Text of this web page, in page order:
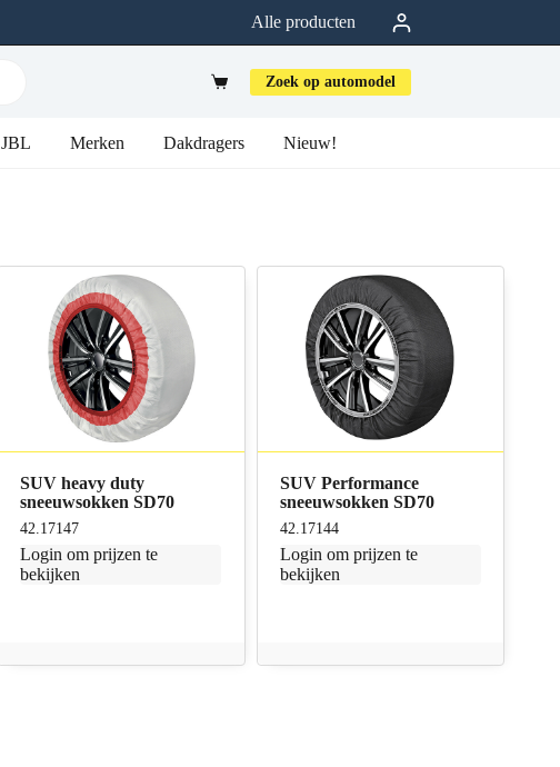
Alle producten
Zoek op automodel
JBL Merken Dakdragers Nieuw!
SUV heavy duty
sneeuwsokken SD70
42.17147
Login om prijzen te
bekijken
SUV Performance
sneeuwsokken SD70
42.17144
Login om prijzen te
bekijken